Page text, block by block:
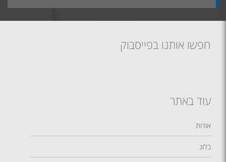
חפשו אותנו בפייסבוק
עוד באתר
אודות
בלוג